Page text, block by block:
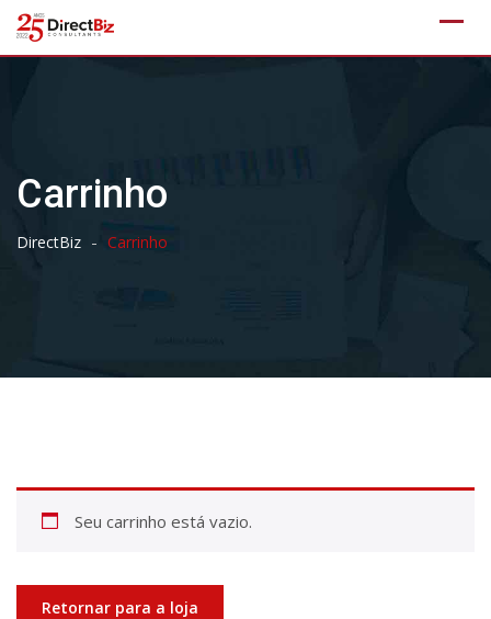
Skip
Carrinho
DirectBiz - Carrinho
Seu carrinho está vazio.
Retornar para a loja